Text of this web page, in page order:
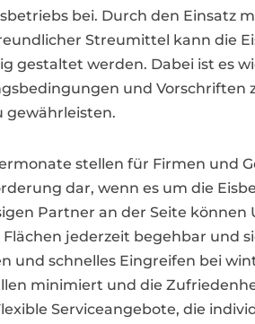
bei. Durch den Einsatz
Streumittel kann die
gestaltet werden. Dabei ist es
und Vorschriften
gewährleisten.
stellen für Firmen und
dar, wenn es um die
Partner an der Seite
Flächen jederzeit begehbar und
und schnelles Eingreifen bei
minimiert und die
Serviceangebote, die